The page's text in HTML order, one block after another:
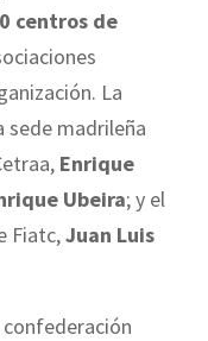
centros de
La
sede madrileña
Enrique
Ubeira; y el
Fiatc,Juan Luis